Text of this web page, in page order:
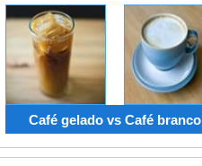
Café gelado vs Café branco